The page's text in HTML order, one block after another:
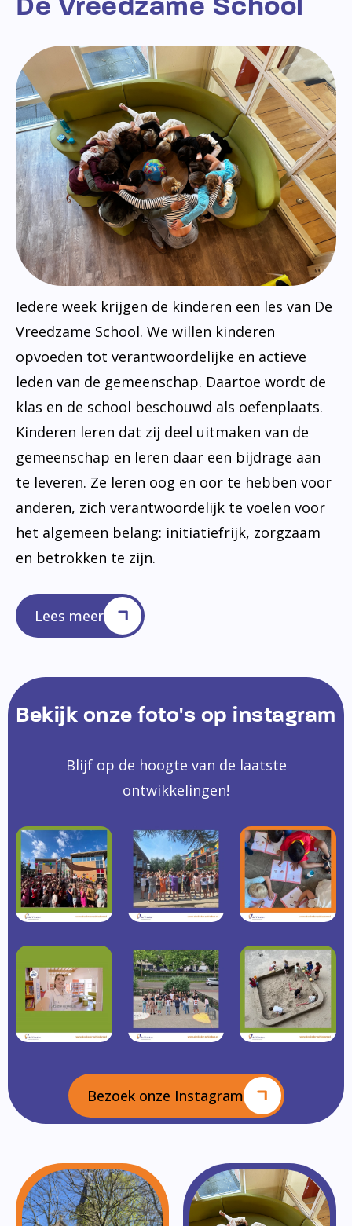
Iedere week krijgen de kinderen een les van De
Vreedzame School. We willen kinderen
opvoeden tot verantwoordelijke en actieve
leden van de gemeenschap. Daartoe wordt de
klas en de school beschouwd als oefenplaats.
Kinderen leren dat zij deel uitmaken van de
gemeenschap en leren daar een bijdrage aan
te leveren. Ze leren oog en oor te hebben voor
anderen, zich verantwoordelijk te voelen voor
het algemeen belang: initiatiefrijk, zorgzaam
en betrokken te zijn.
Lees meer
Bekijk onze foto's op instagram
Blijf op de hoogte van de laatste
ontwikkelingen!
Bezoek onze Instagram